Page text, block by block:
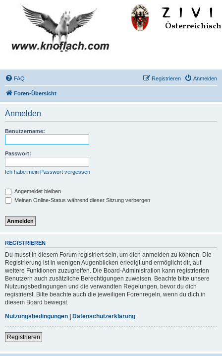
FAQ Anmelden
Registrieren
Foren-Übersicht
Anmelden
Benutzername:
Passwort:
Ich habe mein Passwort vergessen
Angemeldet bleiben
Meinen Online-Status während dieser Sitzung verbergen
REGISTRIEREN
Du musst in diesem Forum registriert sein, um dich anmelden zu können. Die
Registrierung ist in wenigen Augenblicken erledigt und ermöglicht dir, auf
weitere Funktionen zuzugreifen. Die Board-Administration kann registrierten
Benutzern auch zusätzliche Berechtigungen zuweisen. Beachte bitte unsere
Nutzungsbedingungen und die verwandten Regelungen, bevor du dich
registrierst. Bitte beachte auch die jeweiligen Forenregeln, wenn du dich in
diesem Board bewegst.
Nutzungsbedingungen | Datenschutzerklärung
Registrieren